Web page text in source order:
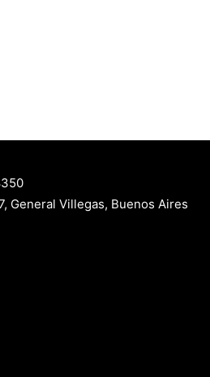
General Villegas, Buenos Aires